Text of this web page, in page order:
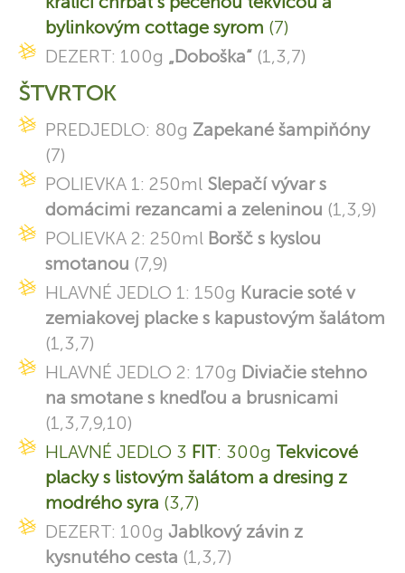
bylinkovým cottage syrom (7)
DEZERT: 100g „Doboška“ (1,3,7)
ŠTVRTOK
PREDJEDLO: 80g Zapekané šampiňóny
(7)
POLIEVKA 1: 250ml Slepačí vývar s
domácimi rezancami a zeleninou (1,3,9)
POLIEVKA 2: 250ml Boršč s kyslou
smotanou (7,9)
HLAVNÉ JEDLO 1: 150g Kuracie soté v
zemiakovej placke s kapustovým šalátom
(1,3,7)
HLAVNÉ JEDLO 2: 170g Diviačie stehno
na smotane s knedľou a brusnicami
(1,3,7,9,10)
HLAVNÉ JEDLO 3 FIT: 300g Tekvicové
placky s listovým šalátom a dresing z
modrého syra (3,7)
DEZERT: 100g Jablkový závin z
kysnutého cesta (1,3,7)